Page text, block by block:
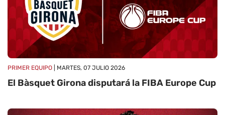
PRIMER EQUIPO | MARTES, 07 JULIO 2026
El Bàsquet Girona disputará la FIBA ​​Europe Cup